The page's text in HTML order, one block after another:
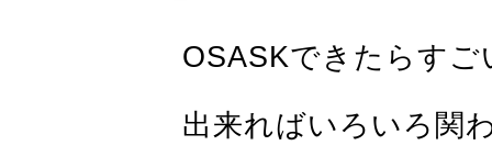
OSASKできたらす
出来ればいろいろ関